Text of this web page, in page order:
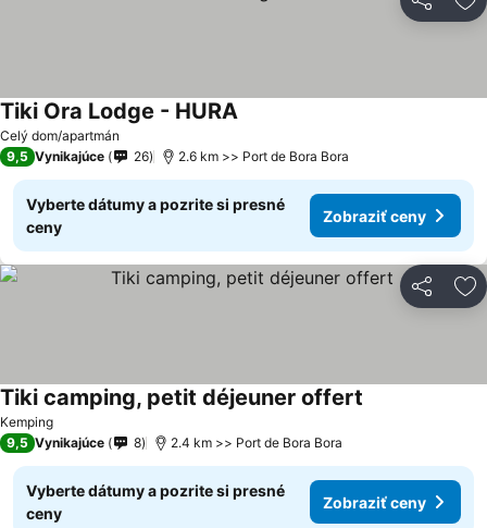
Zdieľať
Celý dom/apartmán
Tiki Ora Lodge - HURAZobraziť ceny
9,5 Vynikajúce 26 2.6 km >> Port de Bora Bora
Vyberte dátumy a pozrite si presné
ceny
Zobraziť ceny
Zdieľať
Kemping
Tiki camping, petit déjeuner offert
9,5 Vynikajúce 8 2.4 km >> Port de Bora Bora
Vyberte dátumy a pozrite si presné
ceny
Zobraziť ceny